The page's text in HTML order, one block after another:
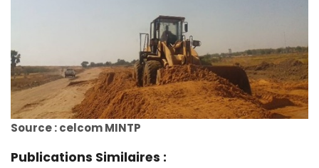
Source : celcom MINTP
Publications Similaires :